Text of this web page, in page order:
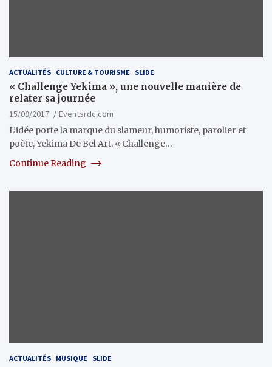
ACTUALITÉS CULTURE & TOURISME SLIDE
« Challenge Yekima », une nouvelle manière de
relater sa journée
15/09/2017
Eventsrdc.com
L’idée porte la marque du slameur, humoriste, parolier et
poète, Yekima De Bel Art. « Challenge…
Continue Reading
ACTUALITÉS MUSIQUE SLIDE